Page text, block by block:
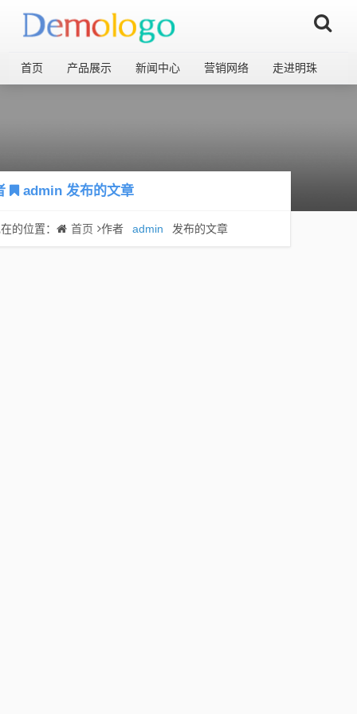
首页 产品展示 新闻中心 营销网络 走进明珠
admin发布的文章
的位置： 首页 作者 admin 发布的文章